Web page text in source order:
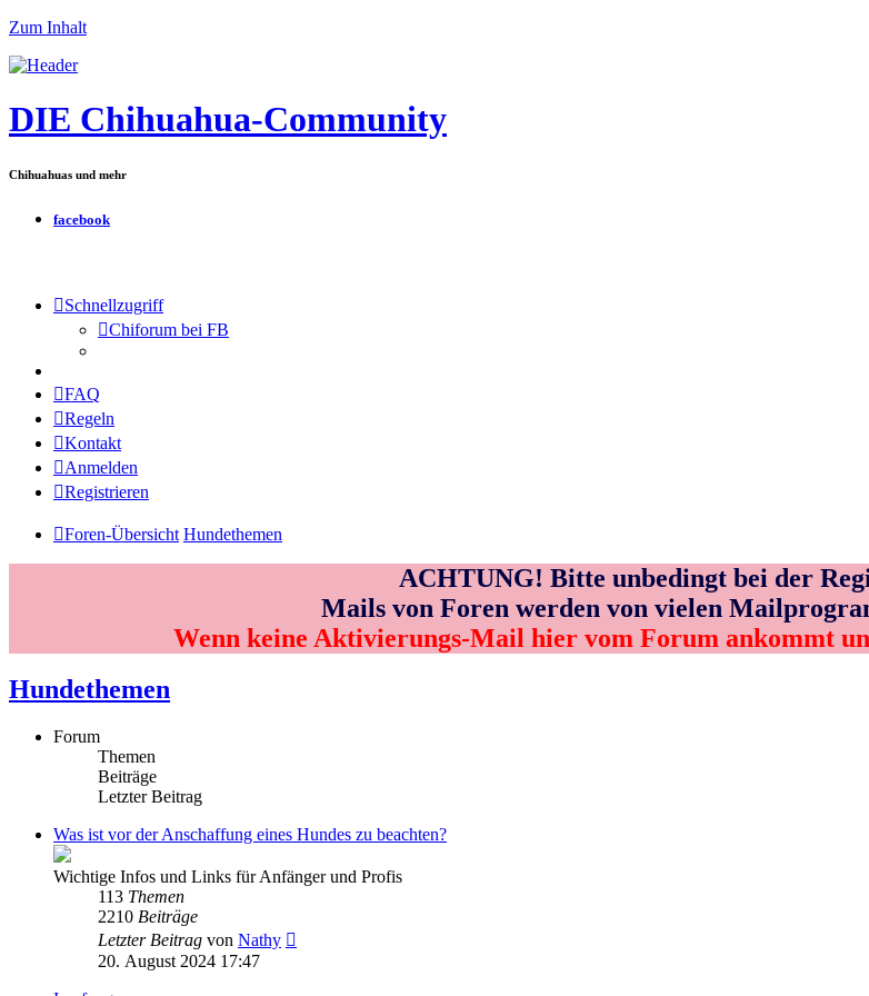
Zum Inhalt
DIE Chihuahua-Community
Chihuahuas und mehr
facebook
Schnellzugriff
Chiforum bei FB
FAQ
Regeln
Kontakt
Anmelden
Registrieren
Foren-Übersicht Hundethemen
ACHTUNG! Bitte unbedingt bei der
Mails von Foren werden von vielen
Wenn keine Aktivierungs-Mail hier vom Forum ankommt
Hundethemen
Forum
Themen
Beiträge
Letzter Beitrag
Was ist vor der Anschaffung eines Hundes zu beachten?
Wichtige Infos und Links für Anfänger und Profis
113 Themen
2210 Beiträge
Letzter Beitrag von Nathy
20. August 2024 17:47